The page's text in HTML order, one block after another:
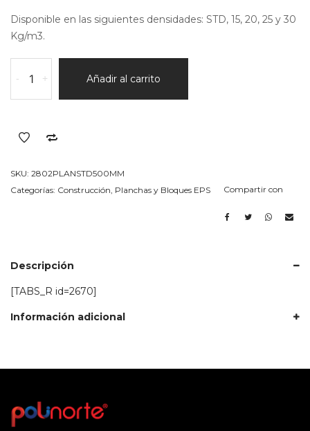
Disponible en las siguientes densidades: STD, 15, 20, 25 y 30
Kg/m3.
-
en
EPS
STD
+ Añadir al carrito
SKU: 2802PLANSTD500MM
Categorías: Construcción Planchas y Bloques EPS Compartir con
Descripción
[TABS_R id=2670]
Información adicional